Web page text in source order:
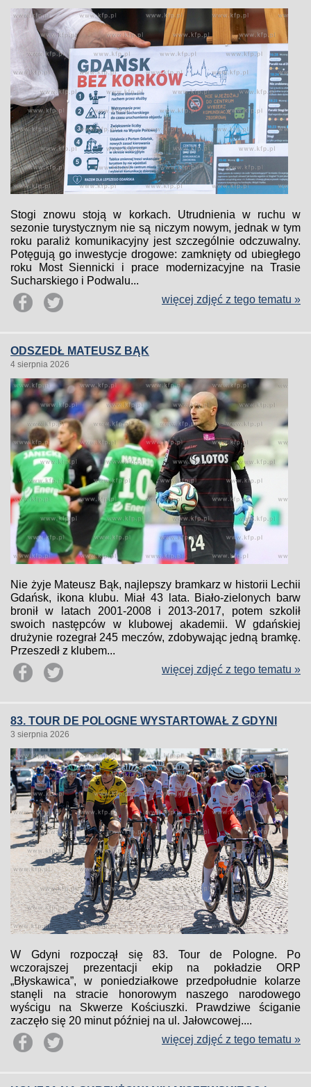
Stogi znowu stoją w korkach. Utrudnienia w ruchu w
sezonie turystycznym nie są niczym nowym, jednak w tym
roku paraliż komunikacyjny jest szczególnie odczuwalny.
Potęgują go inwestycje drogowe: zamknięty od ubiegłego
roku Most Siennicki i prace modernizacyjne na Trasie
Sucharskiego i Podwalu...
więcej zdjęć z tego tematu »
ODSZEDŁ MATEUSZ BĄK
4 sierpnia 2026
Nie żyje Mateusz Bąk, najlepszy bramkarz w historii Lechii
Gdańsk, ikona klubu. Miał 43 lata. Biało-zielonych barw
bronił w latach 2001-2008 i 2013-2017, potem szkolił
swoich następców w klubowej akademii. W gdańskiej
drużynie rozegrał 245 meczów, zdobywając jedną bramkę.
Przeszedł z klubem...
więcej zdjęć z tego tematu »
83. TOUR DE POLOGNE WYSTARTOWAŁ Z GDYNI
3 sierpnia 2026
W Gdyni rozpoczął się 83. Tour de Pologne. Po
wczorajszej prezentacji ekip na pokładzie ORP
„Błyskawica”, w poniedziałkowe przedpołudnie kolarze
stanęli na stracie honorowym naszego narodowego
wyścigu na Skwerze Kościuszki. Prawdziwe ściganie
zaczęło się 20 minut później na ul. Jałowcowej....
więcej zdjęć z tego tematu »